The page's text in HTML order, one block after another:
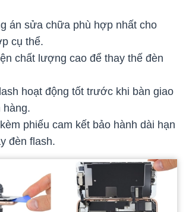
án sửa chữa phù hợp nhất cho
cụ thể.
chất lượng cao để thay thế đèn
hoạt động tốt trước khi bàn giao
hàng.
phiếu cam kết bảo hành dài hạn
đèn flash.